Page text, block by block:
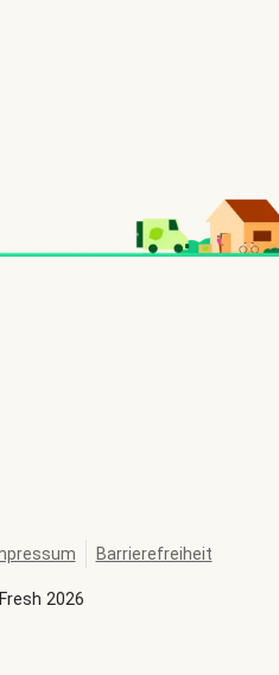
2026
Barrierefreiheit